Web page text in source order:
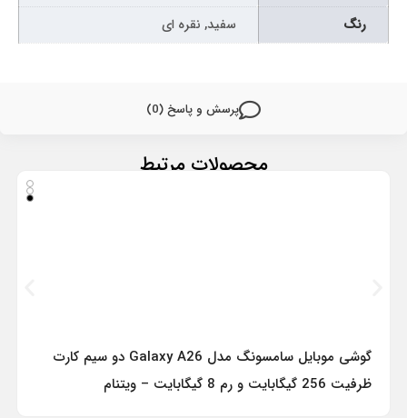
پرسش و پاسخ (0)
رنگ سفید, نقره ای
محصولات مرتبط
گوشی موبایل سامسونگ مدل Galaxy A26 دو سیم کارت
ظرفیت 256 گیگابایت و رم 8 گیگابایت – ویتنام